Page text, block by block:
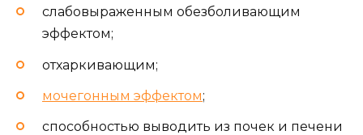
слабовыраженным обезболивающим
эффектом;
отхаркивающим;
мочегонным эффектом;
способностью выводить из почек и печени